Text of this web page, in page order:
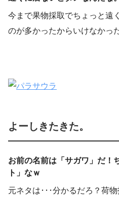
今まで果物採取でちょっと遠
のが多かったからいけなかっ
よーしきたきた。
お前の名前は「サガワ」だ！
ト」なｗ
元ネタは･･･分かるだろ？荷